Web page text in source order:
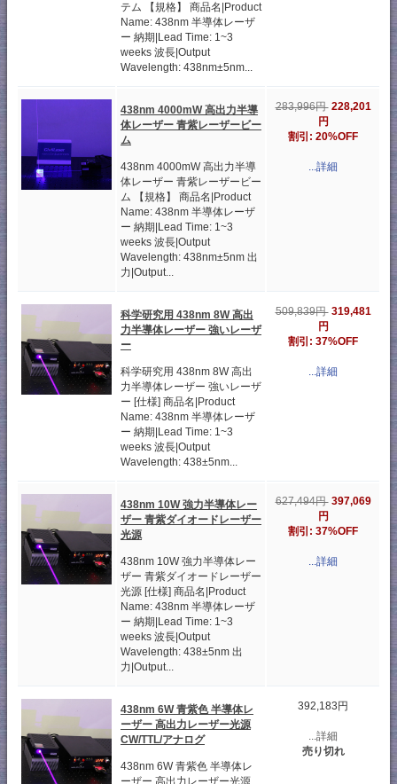
テム 【規格】 商品名|Product
Name: 438nm 半導体レーザ
ー 納期|Lead Time: 1~3
weeks 波長|Output
Wavelength: 438nm±5nm...
438nm 4000mW 高出力半導
体レーザー 青紫レーザービー
ム
438nm 4000mW 高出力半導
体レーザー 青紫レーザービー
ム 【規格】 商品名|Product
Name: 438nm 半導体レーザ
ー 納期|Lead Time: 1~3
weeks 波長|Output
Wavelength: 438nm±5nm 出
力|Output...
283,996円 228,201
円
割引: 20%OFF
...詳細
科学研究用 438nm 8W 高出
力半導体レーザー 強いレーザ
ー
科学研究用 438nm 8W 高出
力半導体レーザー 強いレーザ
ー [仕様] 商品名|Product
Name: 438nm 半導体レーザ
ー 納期|Lead Time: 1~3
weeks 波長|Output
Wavelength: 438±5nm...
509,839円 319,481
円
割引: 37%OFF
...詳細
438nm 10W 強力半導体レー
ザー 青紫ダイオードレーザー
光源
438nm 10W 強力半導体レー
ザー 青紫ダイオードレーザー
光源 [仕様] 商品名|Product
Name: 438nm 半導体レーザ
ー 納期|Lead Time: 1~3
weeks 波長|Output
Wavelength: 438±5nm 出
力|Output...
627,494円 397,069
円
割引: 37%OFF
...詳細
438nm 6W 青紫色 半導体レ
ーザー 高出力レーザー光源
CW/TTL/アナログ
438nm 6W 青紫色 半導体レ
392,183円
...詳細
売り切れ